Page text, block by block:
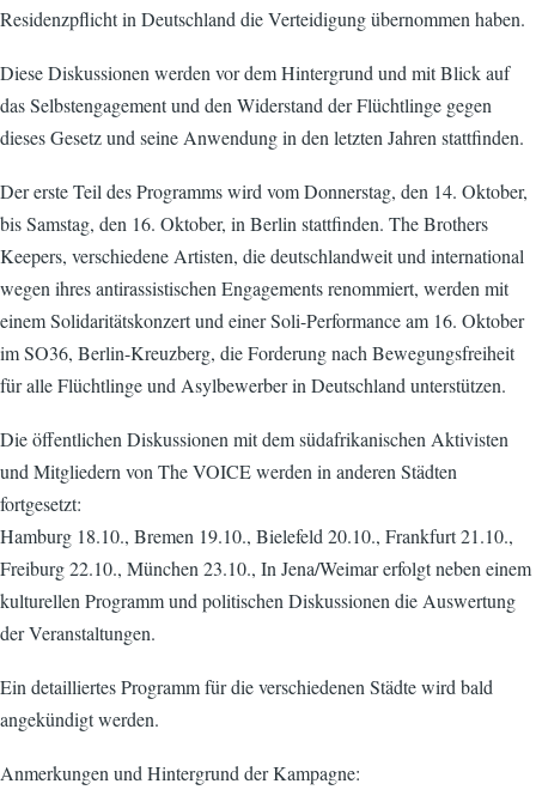
Residenzpflicht in Deutschland die Verteidigung übernommen haben.
Diese Diskussionen werden vor dem Hintergrund und mit Blick auf
das Selbstengagement und den Widerstand der Flüchtlinge gegen
dieses Gesetz und seine Anwendung in den letzten Jahren stattfinden.
Der erste Teil des Programms wird vom Donnerstag, den 14. Oktober,
bis Samstag, den 16. Oktober, in Berlin stattfinden. The Brothers
Keepers, verschiedene Artisten, die deutschlandweit und international
wegen ihres antirassistischen Engagements renommiert, werden mit
einem Solidaritätskonzert und einer Soli-Performance am 16. Oktober
im SO36, Berlin-Kreuzberg, die Forderung nach Bewegungsfreiheit
für alle Flüchtlinge und Asylbewerber in Deutschland unterstützen.
Die öffentlichen Diskussionen mit dem südafrikanischen Aktivisten
und Mitgliedern von The VOICE werden in anderen Städten
fortgesetzt:
Hamburg 18.10., Bremen 19.10., Bielefeld 20.10., Frankfurt 21.10.,
Freiburg 22.10., München 23.10., In Jena/Weimar erfolgt neben einem
kulturellen Programm und politischen Diskussionen die Auswertung
der Veranstaltungen.
Ein detailliertes Programm für die verschiedenen Städte wird bald
angekündigt werden.
Anmerkungen und Hintergrund der Kampagne: